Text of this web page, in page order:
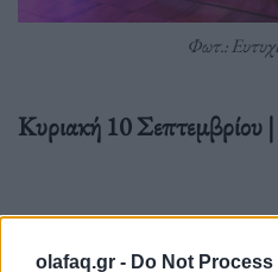
olafaq.gr - Do Not Process
Φωτ.:
Κυριακή 10
19.30-21.00 Μάθημα
21.00-23.00 Πάρτι με